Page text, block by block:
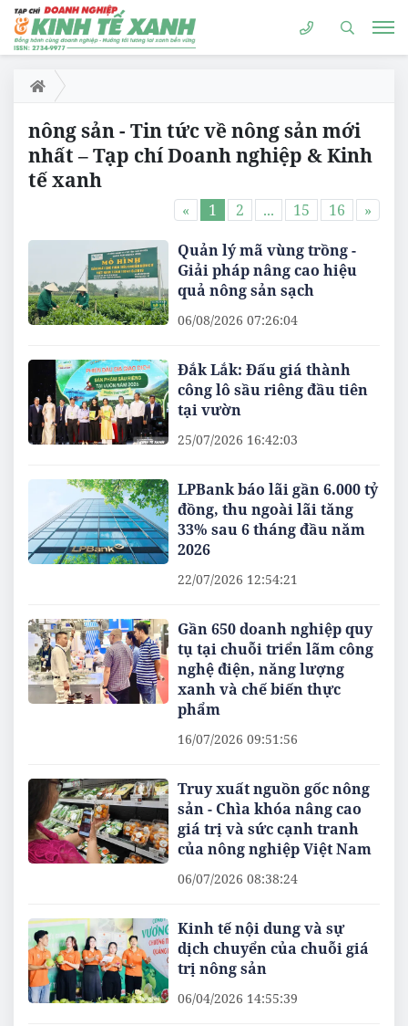
nông sản - Tin tức về nông sản mới
nhất – Tạp chí Doanh nghiệp & Kinh
tế xanh
« 1 2 ... 15 16 »
Quản lý mã vùng trồng -
Giải pháp nâng cao hiệu
quả nông sản sạch
06/08/2026 07:26:04
Đắk Lắk: Đấu giá thành
công lô sầu riêng đầu tiên
tại vườn
25/07/2026 16:42:03
LPBank báo lãi gần 6.000 tỷ
đồng, thu ngoài lãi tăng
33% sau 6 tháng đầu năm
2026
22/07/2026 12:54:21
Gần 650 doanh nghiệp quy
tụ tại chuỗi triển lãm công
nghệ điện, năng lượng
xanh và chế biến thực
phẩm
16/07/2026 09:51:56
Truy xuất nguồn gốc nông
sản - Chìa khóa nâng cao
giá trị và sức cạnh tranh
của nông nghiệp Việt Nam
06/07/2026 08:38:24
Kinh tế nội dung và sự
dịch chuyển của chuỗi giá
trị nông sản
06/04/2026 14:55:39